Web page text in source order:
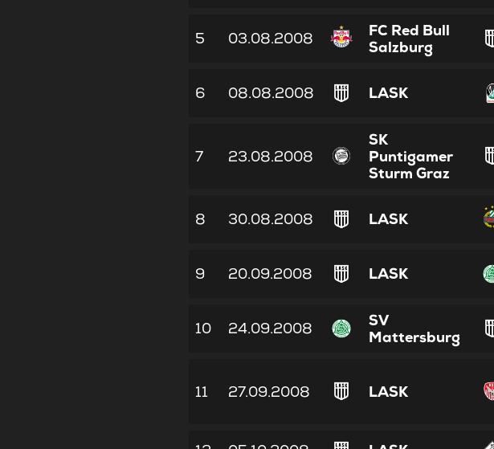
5 03.08.2008
FC Red Bull
Salzburg
6 08.08.2008 LASK
7 23.08.2008
SK
Puntigamer
Sturm Graz
8 30.08.2008 LASK
9 20.09.2008 LASK
10 24.09.2008
SV
Mattersburg
11 27.09.2008 LASK